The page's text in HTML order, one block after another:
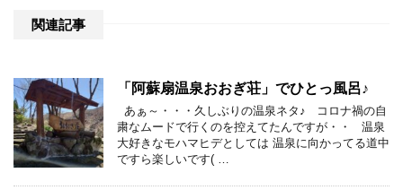
関連記事
「阿蘇扇温泉おおぎ荘」でひとっ風呂♪
あぁ～・・・久しぶりの温泉ネタ♪ コロナ禍の自
粛なムードで行くのを控えてたんですが・・ 温泉
大好きなモハマヒデとしては 温泉に向かってる道中
ですら楽しいです( …